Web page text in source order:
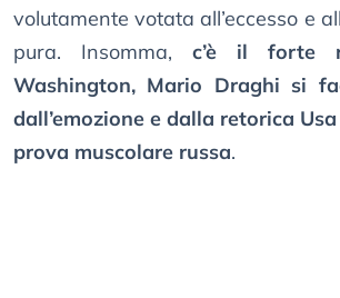
volutamente votata all’eccesso e
pura. Insomma, c’è il forte
Washington, Mario Draghi si
dall’emozione e dalla retorica
prova muscolare russa.